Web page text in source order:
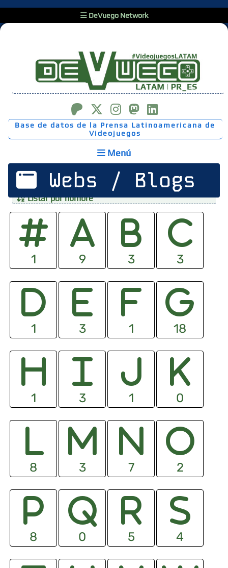
DeVuego Network
Base de datos de la Prensa Latinoamericana de
Videojuegos
Menú
Webs / Blogs
Listar por nombre
1 9 3 3
1 3 1 18
1 3 1 0
8 3 7 2
8 0 5 4